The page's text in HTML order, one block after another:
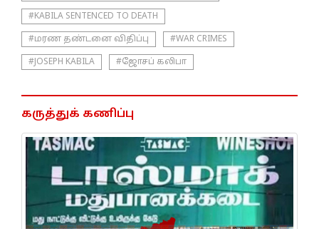
#KABILA SENTENCED TO DEATH
#மரண தண்டனை விதிப்பு #WAR CRIMES
#JOSEPH KABILA #ஜோசப் கலிபா
கருத்துக் கணிப்பு